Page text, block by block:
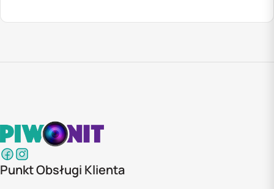
Punkt Obsługi Klienta